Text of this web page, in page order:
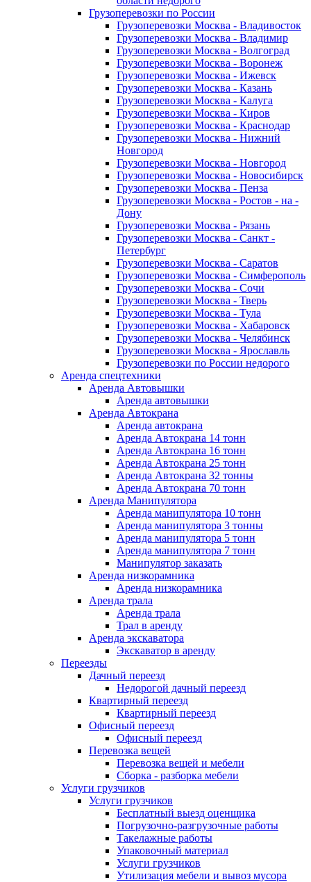
Грузоперевозки по России
Грузоперевозки Москва - Владивосток
Грузоперевозки Москва - Владимир
Грузоперевозки Москва - Волгоград
Грузоперевозки Москва - Воронеж
Грузоперевозки Москва - Ижевск
Грузоперевозки Москва - Казань
Грузоперевозки Москва - Калуга
Грузоперевозки Москва - Киров
Грузоперевозки Москва - Краснодар
Грузоперевозки Москва - Нижний
Новгород
Грузоперевозки Москва - Новгород
Грузоперевозки Москва - Новосибирск
Грузоперевозки Москва - Пенза
Грузоперевозки Москва - Ростов - на -
Дону
Грузоперевозки Москва - Рязань
Грузоперевозки Москва - Санкт -
Петербург
Грузоперевозки Москва - Саратов
Грузоперевозки Москва - Симферополь
Грузоперевозки Москва - Сочи
Грузоперевозки Москва - Тверь
Грузоперевозки Москва - Тула
Грузоперевозки Москва - Хабаровск
Грузоперевозки Москва - Челябинск
Грузоперевозки Москва - Ярославль
Грузоперевозки по России недорого
Аренда спецтехники
Аренда Автовышки
Аренда автовышки
Аренда Автокрана
Аренда автокрана
Аренда Автокрана 14 тонн
Аренда Автокрана 16 тонн
Аренда Автокрана 25 тонн
Аренда Автокрана 32 тонны
Аренда Автокрана 70 тонн
Аренда Манипулятора
Аренда манипулятора 10 тонн
Аренда манипулятора 3 тонны
Аренда манипулятора 5 тонн
Аренда манипулятора 7 тонн
Манипулятор заказать
Аренда низкорамника
Аренда низкорамника
Аренда трала
Аренда трала
Трал в аренду
Аренда экскаватора
Экскаватор в аренду
Переезды
Дачный переезд
Недорогой дачный переезд
Квартирный переезд
Квартирный переезд
Офисный переезд
Офисный переезд
Перевозка вещей
Перевозка вещей и мебели
Сборка - разборка мебели
Услуги грузчиков
Услуги грузчиков
Бесплатный выезд оценщика
Погрузочно-разгрузочные работы
Такелажные работы
Упаковочный материал
Услуги грузчиков
Утилизация мебели и вывоз мусора